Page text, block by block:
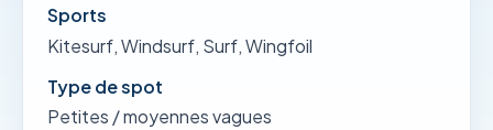
Sports
Kitesurf, Windsurf, Surf, Wingfoil
Type de spot
Petites / moyennes vagues